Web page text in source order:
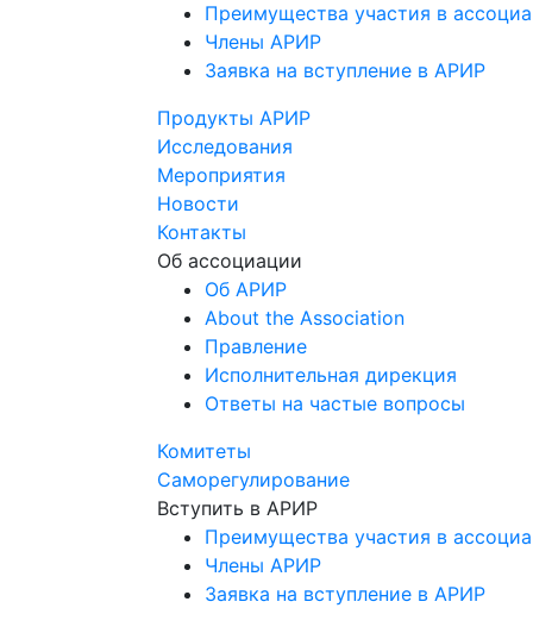
Преимущества участия в
Члены АРИР
Заявка на вступление в АРИР
Продукты АРИР
Исследования
Мероприятия
Новости
Контакты
Об ассоциации
Об АРИР
About the Association
Правление
Исполнительная дирекция
Ответы на частые вопросы
Комитеты
Саморегулирование
Вступить в АРИР
Преимущества участия в
Члены АРИР
Заявка на вступление в АРИР